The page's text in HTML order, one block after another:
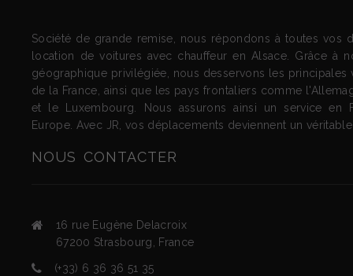
Société de grande remise, nous répondons à toutes vos
location de voitures avec chauffeur en Alsace. Grâce à
géographique privilégiée, nous desservons les principales
de la France, ainsi que les pays frontaliers comme
et le Luxembourg. Nous assurons ainsi un service en
Europe. Avec JR, vos déplacements deviennent un
NOUS CONTACTER
16 rue Eugène Delacroix
67200 Strasbourg, France
(+33) 6 36 36 51 35